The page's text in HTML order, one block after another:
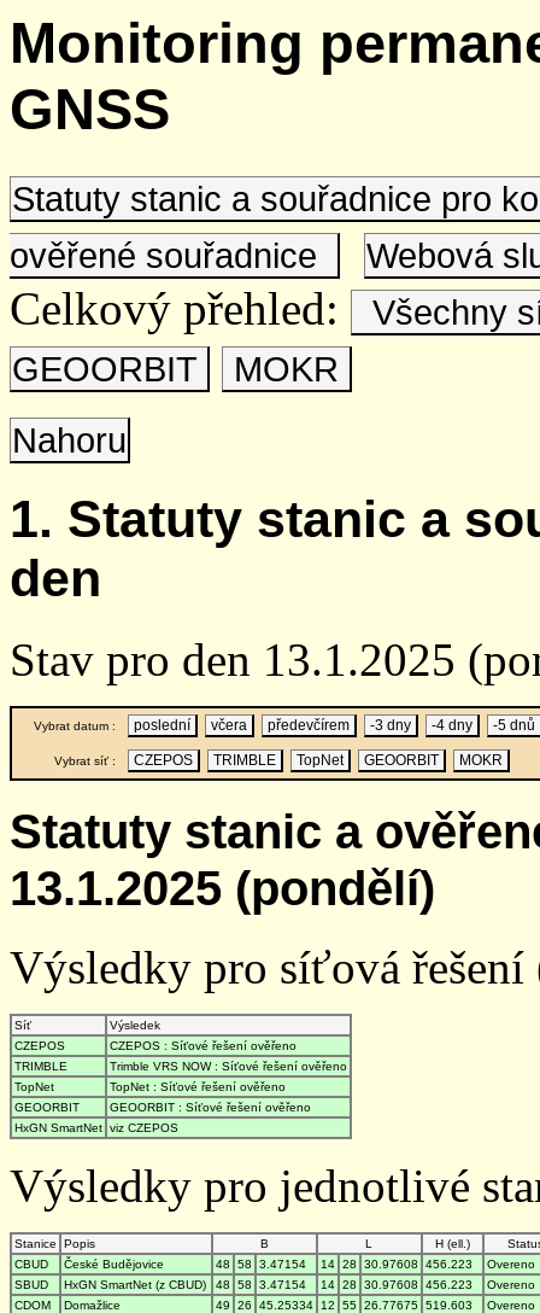
Monitoring
GNSS
Statuty stanic a souřadnice pro
ověřené souřadnice
Webová
Celkový přehled:
Všechny
GEOORBIT
MOKR
Nahoru
1. Statuty stanic a
den
Stav pro den 13.1.2025
Vybrat datum : poslední včera předevčírem -3 dny -4 dny -5 dnů
Vybrat síť : CZEPOS TRIMBLE TopNet GEOORBIT MOKR
Statuty stanic a
13.1.2025 (pondělí)
Výsledky pro síťová
Síť
Výsledek
CZEPOS
CZEPOS : Síťové řešení ověřeno
TRIMBLE
Trimble VRS NOW : Síťové řešení ověřeno
TopNet
TopNet : Síťové řešení ověřeno
GEOORBIT
GEOORBIT : Síťové řešení ověřeno
HxGN SmartNet viz CZEPOS
Výsledky pro jednotlivé
Stanice Popis B L H (ell.)
CBUD
České Budějovice 48 58 3.47154 14 28 30.97608 456.223
Overeno
SBUD
HxGN SmartNet (z CBUD) 48 58 3.47154 14 28 30.97608 456.223
Overeno
CDOM
Domažlice 49 26 45.25334 12 55 26.77675 519.603
Overeno